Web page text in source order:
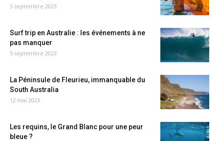
5 septembre 2023
Surf trip en Australie : les événements à ne
pas manquer
5 septembre 2023
La Péninsule de Fleurieu, immanquable du
South Australia
12 mai 2023
Les requins, le Grand Blanc pour une peur
bleue ?